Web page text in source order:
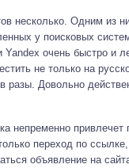
несколько. Одним из
у поисковых
Yandex очень быстро и
не только на
в разы. Довольно
непременно
переход по
объявление на